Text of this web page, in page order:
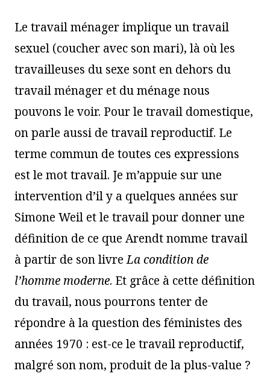
Le travail ménager implique un travail
sexuel (coucher avec son mari), là où les
travailleuses du sexe sont en dehors du
travail ménager et du ménage nous
pouvons le voir. Pour le travail domestique,
on parle aussi de travail reproductif. Le
terme commun de toutes ces expressions
est le mot travail. Je m’appuie sur une
intervention d’il y a quelques années sur
Simone Weil et le travail pour donner une
définition de ce que Arendt nomme travail
à partir de son livreLa condition de
l’homme moderne. Et grâce à cette définition
du travail, nous pourrons tenter de
répondre à la question des féministes des
années 1970 : est-ce le travail reproductif,
malgré son nom, produit de la plus-value ?